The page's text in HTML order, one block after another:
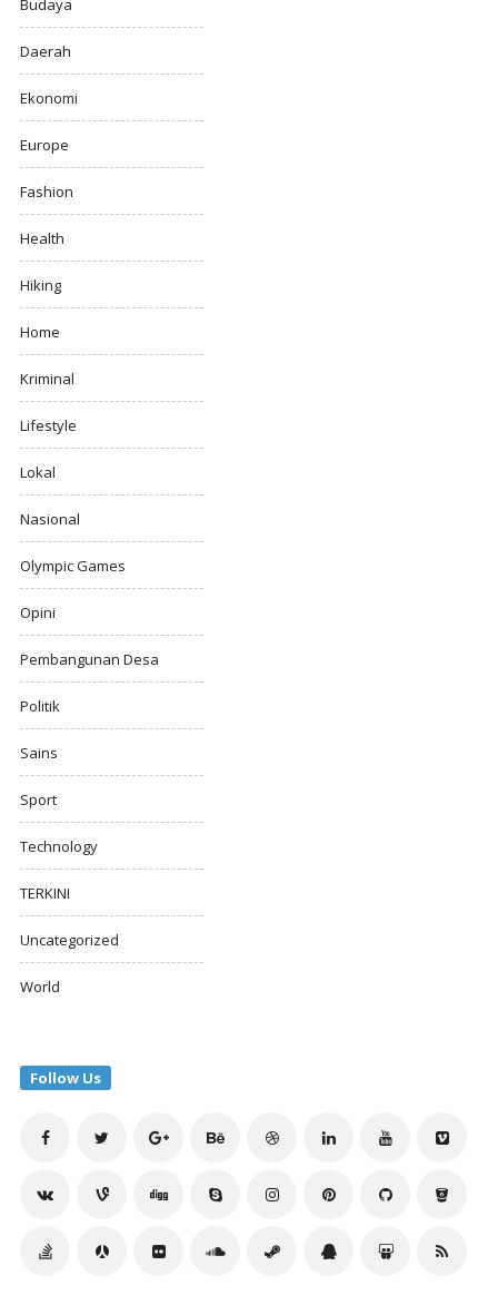
Budaya
Daerah
Ekonomi
Europe
Fashion
Health
Hiking
Home
Kriminal
Lifestyle
Lokal
Nasional
Olympic Games
Opini
Pembangunan Desa
Politik
Sains
Sport
Technology
TERKINI
Uncategorized
World
Follow Us